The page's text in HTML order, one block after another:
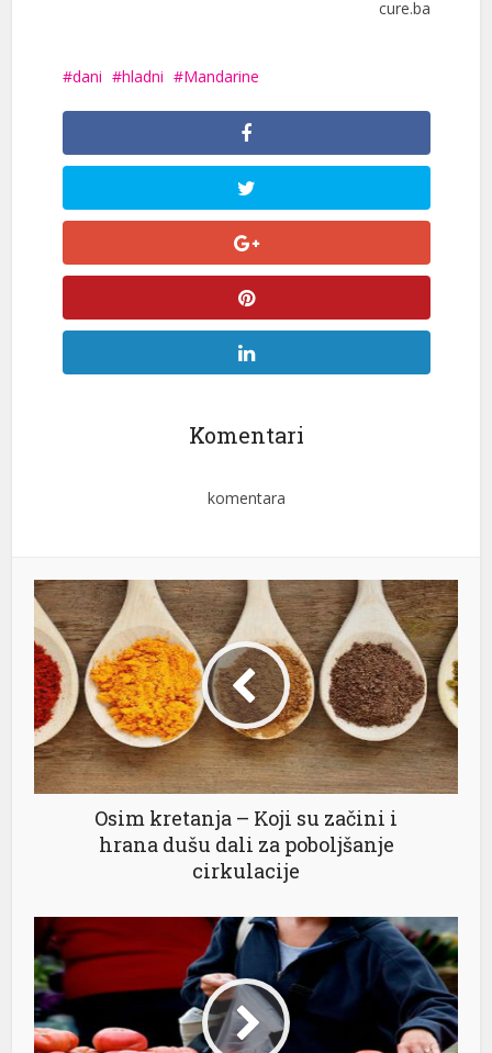
cure.ba
dani hladni Mandarine
Komentari
komentara
Osim kretanja – Koji su začini i
hrana dušu dali za poboljšanje
cirkulacije